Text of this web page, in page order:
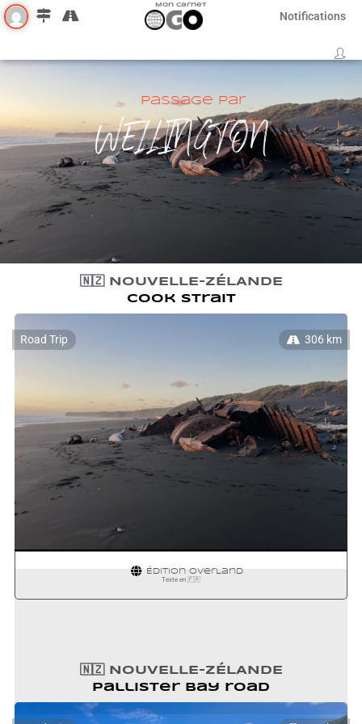
Mon Carnet
Notifications
Passage par
WELLINGTON
🇳🇿 NOUVELLE-ZÉLANDE
Cook strait
Road Trip 306 km
Édition OverLand
Texte en 🇫🇷
🇳🇿 NOUVELLE-ZÉLANDE
Pallister bay road